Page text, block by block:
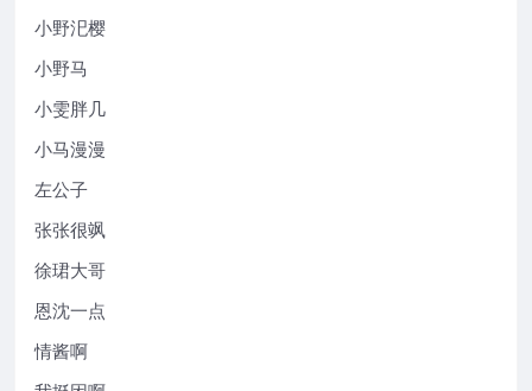
小野汜樱
小野马
小雯胖几
小马漫漫
左公子
张张很飒
徐珺大哥
恩沈一点
情酱啊